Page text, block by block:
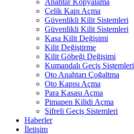
Anahtar Kopyalama
Çelik Kapı Açma
Güvenlikli Kilit Sistemleri
Güvenlikli Kilit Sistemleri
Kasa Kilit Değişimi
Kilit Değiştirme
Kilit Göbeği Değişimi
Kumandalı Geçiş Sistemleri
Oto Anahtarı Çoğaltma
Oto Kapısı Açma
Para Kasası Açma
Pimapen Kilidi Açma
Şifreli Geçiş Sistemleri
Haberler
İletişim